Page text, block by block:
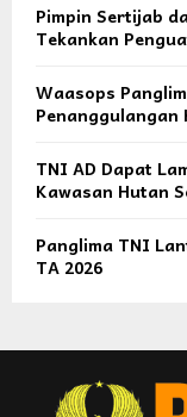
Pimpin Sertijab
Tekankan
Waasops
TNI AD Dapat
Kawasan Hutan
Panglima TNI
TA 2026